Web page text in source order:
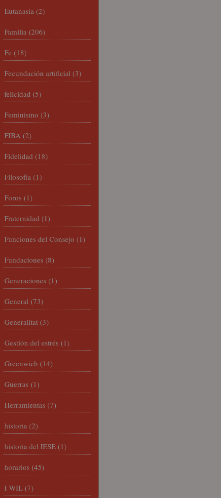
Eutanasia (2)
Familia (206)
Fe (18)
Fecundación artificial (3)
felicidad (5)
Feminismo (3)
FIBA (2)
Fidelidad (18)
Filosofía (1)
Foros (1)
Fraternidad (1)
Funciones del Consejo (1)
Fundaciones (8)
Generaciones (1)
General (73)
Generalitat (3)
Gestión del estrés (1)
Greenwich (14)
Guerras (1)
Herramientas (7)
historia (2)
historia del IESE (1)
horarios (45)
I WIL (7)